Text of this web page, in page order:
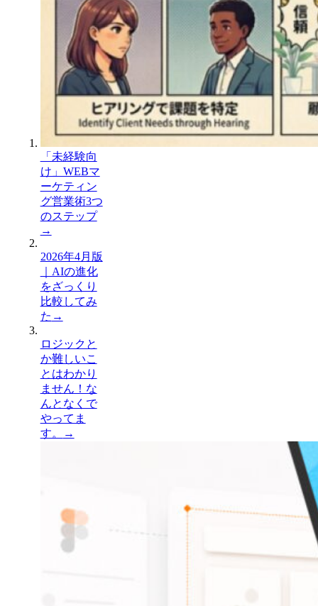
「未経験向
け」WEBマ
ーケティン
グ営業術3つ
のステップ
→
2026年4月版
｜AIの進化
をざっくり
比較してみ
た →
ロジックと
か難しいこ
とはわかり
ません！な
んとなくで
やってま
す。
→